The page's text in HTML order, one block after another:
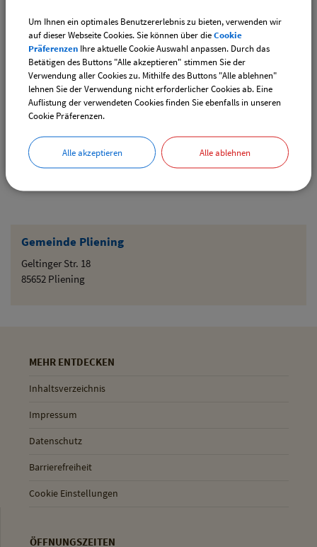
Gemeinde Pliening
Geltinger Str. 18
85652 Pliening
Downloads
Den gewählten Termin als VCS-Kalenderdatei
downloaden
Den gewählten Termin als iCal-Kalenderdatei
MEHR ENTDECKEN
Inhaltsverzeichnis
Impressum
Datenschutz
Barrierefreiheit
Cookie Einstellungen
ÖFFNUNGSZEITEN
Um Ihnen ein optimales Benutzererlebnis zu bieten, verwenden wir
auf dieser Webseite Cookies. Sie können über dieCookie
Präferenzen Ihre aktuelle Cookie Auswahl anpassen. Durch das
Betätigen des Buttons "Alle akzeptieren" stimmen Sie der
Verwendung aller Cookies zu. Mithilfe des Buttons "Alle ablehnen"
lehnen Sie der Verwendung nicht erforderlicher Cookies ab. Eine
Auflistung der verwendeten Cookies finden Sie ebenfalls in unseren
Cookie Präferenzen.
Alle akzeptieren Alle ablehnen